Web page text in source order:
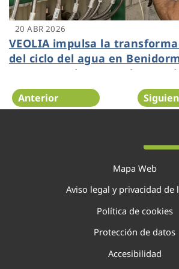
20 ABR 2026
VEOLIA impulsa la
del ciclo del agua en
proyectos pioneros e
Anterior
Mapa Web
Aviso legal y privacidad de
Política de cookies
Protección de datos
Accesibilidad